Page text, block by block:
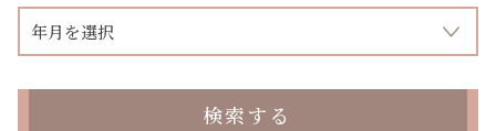
検索する